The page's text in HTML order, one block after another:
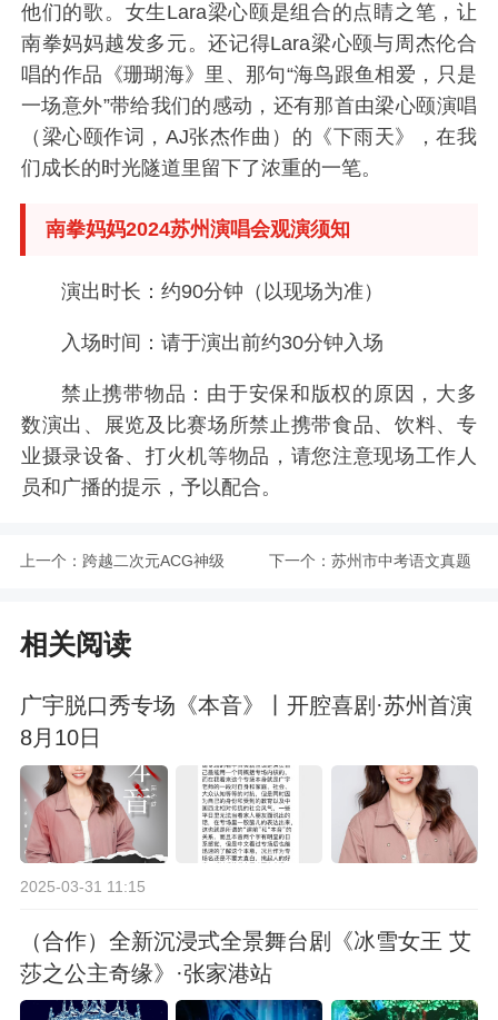
他们的歌。女生Lara梁心颐是组合的点睛之笔，让
南拳妈妈越发多元。还记得Lara梁心颐与周杰伦合
唱的作品《珊瑚海》里、那句“海鸟跟鱼相爱，只是
一场意外”带给我们的感动，还有那首由梁心颐演唱
（梁心颐作词，AJ张杰作曲）的《下雨天》，在我
们成长的时光隧道里留下了浓重的一笔。
南拳妈妈2024苏州演唱会观演须知
演出时长：约90分钟（以现场为准）
入场时间：请于演出前约30分钟入场
禁止携带物品：由于安保和版权的原因，大多
数演出、展览及比赛场所禁止携带食品、饮料、专
业摄录设备、打火机等物品，请您注意现场工作人
员和广播的提示，予以配合。
上一个： 跨越二次元ACG神级 下一个： 苏州市中考语文真题
相关阅读
广宇脱口秀专场《本音》丨开腔喜剧·苏州首演
8月10日
2025-03-31 11:15
（合作）全新沉浸式全景舞台剧《冰雪女王 艾
莎之公主奇缘》·张家港站